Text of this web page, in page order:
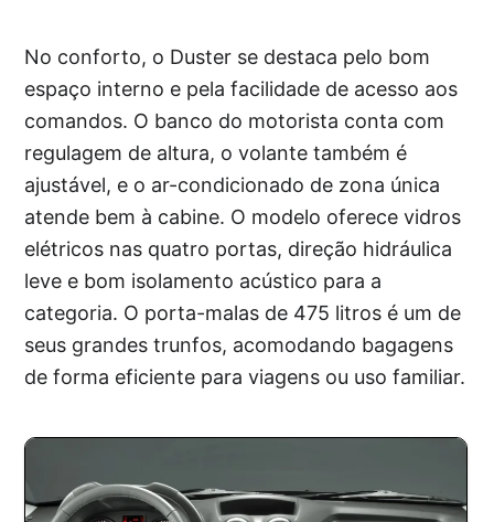
No conforto, o Duster se destaca pelo bom
espaço interno e pela facilidade de acesso aos
comandos. O banco do motorista conta com
regulagem de altura, o volante também é
ajustável, e o ar-condicionado de zona única
atende bem à cabine. O modelo oferece vidros
elétricos nas quatro portas, direção hidráulica
leve e bom isolamento acústico para a
categoria. O porta-malas de 475 litros é um de
seus grandes trunfos, acomodando bagagens
de forma eficiente para viagens ou uso familiar.